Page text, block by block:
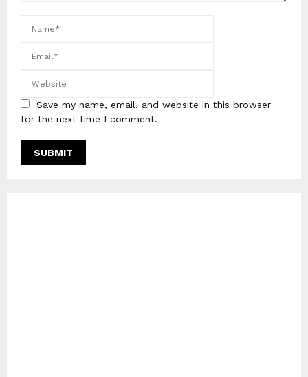
Save my name, email, and website in this browser
for the next time I comment.